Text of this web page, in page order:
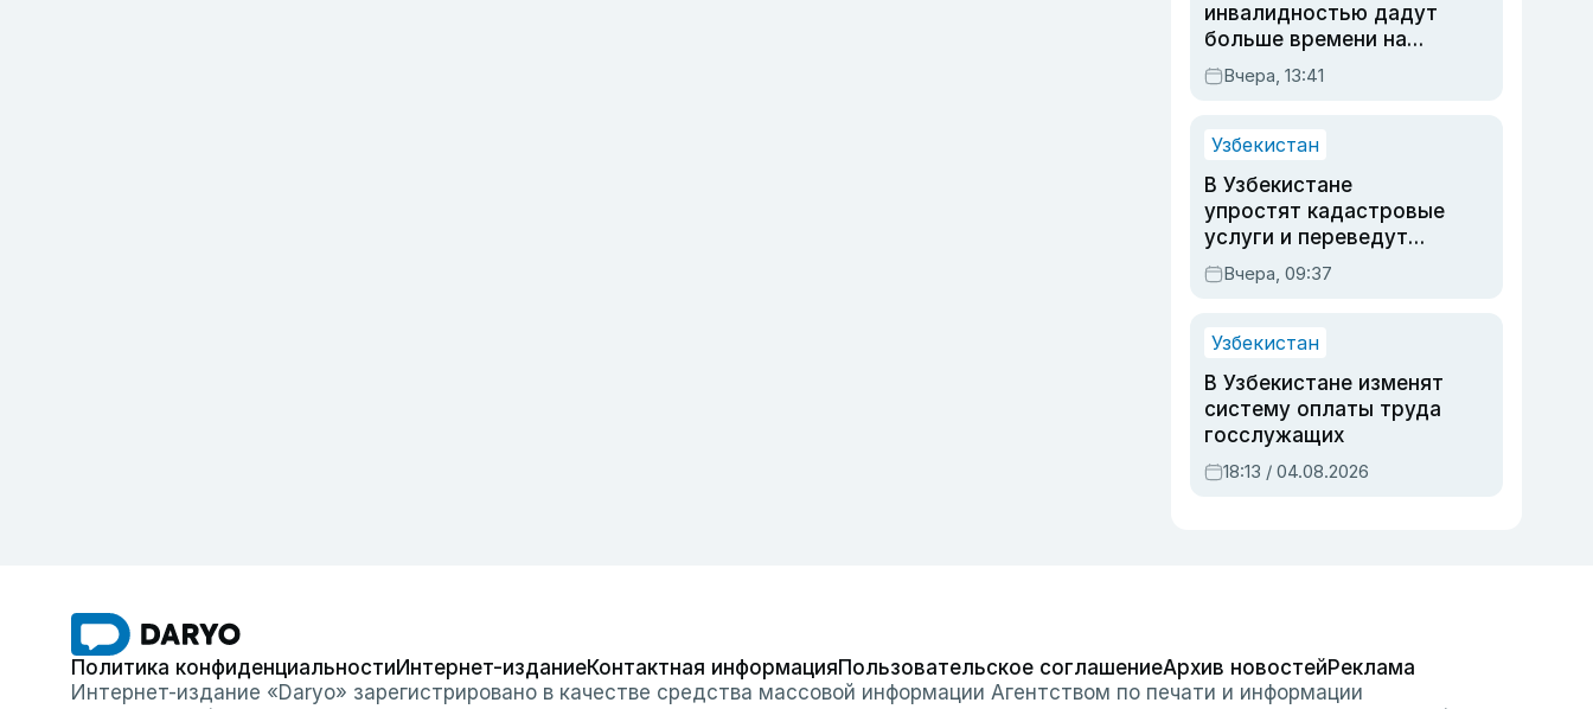
инвалидностью дадут
больше времени на
вступительных
экзаменах
Вчера, 13:41
Узбекистан
В Узбекистане
упростят кадастровые
услуги и переведут
регистрацию
недвижимости в
Вчера, 09:37
Узбекистан
В Узбекистане изменят
систему оплаты труда
госслужащих
18:13 / 04.08.2026
Политика конфиденциальностиИнтернет-изданиеКонтактная информацияПользовательское соглашениеАрхив новостейРеклама
Интернет-издание «Daryo» зарегистрировано в качестве средства массовой информации Агентством по печати и информации